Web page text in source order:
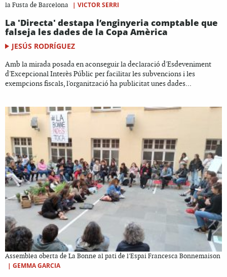
la Fusta de Barcelona
| VICTOR SERRI
La 'Directa' destapa l’enginyeria comptable que
falseja les dades de la Copa Amèrica
JESÚS RODRÍGUEZ
Amb la mirada posada en aconseguir la declaració d'Esdeveniment
d'Excepcional Interès Públic per facilitar les subvencions i les
exempcions fiscals, l'organització ha publicitat unes dades...
Assemblea oberta de La Bonne al pati de l'Espai Francesca Bonnemaison
| GEMMA GARCIA